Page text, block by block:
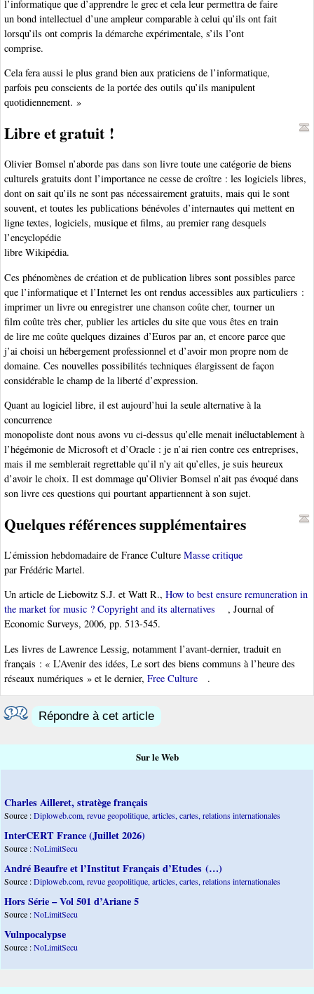
l’informatique que d’apprendre le grec et cela leur permettra de faire
un bond intellectuel d’une ampleur comparable à celui qu’ils ont fait
lorsqu’ils ont compris la démarche expérimentale, s’ils l’ont
comprise.
Cela fera aussi le plus grand bien aux praticiens de l’informatique,
parfois peu conscients de la portée des outils qu’ils manipulent
quotidiennement. »
Libre et gratuit !
Olivier Bomsel n’aborde pas dans son livre toute une catégorie de biens
culturels gratuits dont l’importance ne cesse de croître : les logiciels libres,
dont on sait qu’ils ne sont pas nécessairement gratuits, mais qui le sont
souvent, et toutes les publications bénévoles d’internautes qui mettent en
ligne textes, logiciels, musique et films, au premier rang desquels
l’encyclopédie
libre Wikipédia.
Ces phénomènes de création et de publication libres sont possibles parce
que l’informatique et l’Internet les ont rendus accessibles aux particuliers :
imprimer un livre ou enregistrer une chanson coûte cher, tourner un
film coûte très cher, publier les articles du site que vous êtes en train
de lire me coûte quelques dizaines d’Euros par an, et encore parce que
j’ai choisi un hébergement professionnel et d’avoir mon propre nom de
domaine. Ces nouvelles possibilités techniques élargissent de façon
considérable le champ de la liberté d’expression.
Quant au logiciel libre, il est aujourd’hui la seule alternative à la
concurrence
monopoliste dont nous avons vu ci-dessus qu’elle menait inéluctablement à
l’hégémonie de Microsoft et d’Oracle : je n’ai rien contre ces entreprises,
mais il me semblerait regrettable qu’il n’y ait qu’elles, je suis heureux
d’avoir le choix. Il est dommage qu’Olivier Bomsel n’ait pas évoqué dans
son livre ces questions qui pourtant appartiennent à son sujet.
Quelques références supplémentaires
L’émission hebdomadaire de France Culture Masse critique
par Frédéric Martel.
Un article de Liebowitz S.J. et Watt R., How to best ensure remuneration in
the market for music ? Copyright and its alternatives
, Journal of
Economic Surveys, 2006, pp. 513-545.
Les livres de Lawrence Lessig, notamment l’avant-dernier, traduit en
français : « L’Avenir des idées, Le sort des biens communs à l’heure des
réseaux numériques » et le dernier, Free Culture .
Répondre à cet article
Sur le Web
Charles Ailleret, stratège français
Source :Diploweb.com, revue geopolitique, articles, cartes, relations internationales
InterCERT France (Juillet 2026)
Source :NoLimitSecu
André Beaufre et l’Institut Français d’Etudes (…)
Source :Diploweb.com, revue geopolitique, articles, cartes, relations internationales
Hors Série – Vol 501 d’Ariane 5
Source :NoLimitSecu
Vulnpocalypse
Source :NoLimitSecu